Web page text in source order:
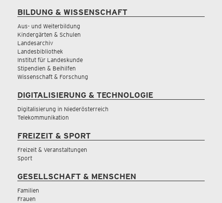
BILDUNG & WISSENSCHAFT
Aus- und Weiterbildung
Kindergärten & Schulen
Landesarchiv
Landesbibliothek
Institut für Landeskunde
Stipendien & Beihilfen
Wissenschaft & Forschung
DIGITALISIERUNG & TECHNOLOGIE
Digitalisierung in Niederösterreich
Telekommunikation
FREIZEIT & SPORT
Freizeit & Veranstaltungen
Sport
GESELLSCHAFT & MENSCHEN
Familien
Frauen